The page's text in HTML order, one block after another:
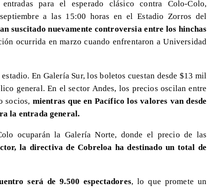
para el esperado clásico contra Colo-Colo,
a las 15:00 horas en el Estadio Zorros del
suscitado nuevamente controversia entre los hinchas
ocurrida en marzo cuando enfrentaron a Universidad
En Galería Sur, los boletos cuestan desde $13 mil
general. En el sector Andes, los precios oscilan entre
socios, mientras que en Pacífico los valores van desde
la entrada general.
ocuparán la Galería Norte, donde el precio de las
la directiva de Cobreloa ha destinado un total de
será de 9.500 espectadores, lo que promete un